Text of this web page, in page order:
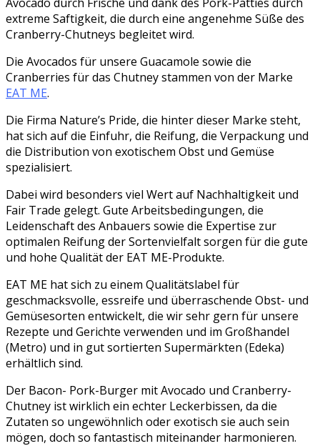
extreme Saftigkeit, die durch eine angenehme Süße des
Cranberry-Chutneys begleitet wird.
Die Avocados für unsere Guacamole sowie die
Cranberries für das Chutney stammen von der Marke
EAT ME.
Die Firma Nature’s Pride, die hinter dieser Marke steht,
hat sich auf die Einfuhr, die Reifung, die Verpackung und
die Distribution von exotischem Obst und Gemüse
spezialisiert.
Dabei wird besonders viel Wert auf Nachhaltigkeit und
Fair Trade gelegt. Gute Arbeitsbedingungen, die
Leidenschaft des Anbauers sowie die Expertise zur
optimalen Reifung der Sortenvielfalt sorgen für die gute
und hohe Qualität der EAT ME-Produkte.
EAT ME hat sich zu einem Qualitätslabel für
geschmacksvolle, essreife und überraschende Obst- und
Gemüsesorten entwickelt, die wir sehr gern für unsere
Rezepte und Gerichte verwenden und im Großhandel
(Metro) und in gut sortierten Supermärkten (Edeka)
erhältlich sind.
Der Bacon- Pork-Burger mit Avocado und Cranberry-
Chutney ist wirklich ein echter Leckerbissen, da die
Zutaten so ungewöhnlich oder exotisch sie auch sein
mögen, doch so fantastisch miteinander harmonieren.